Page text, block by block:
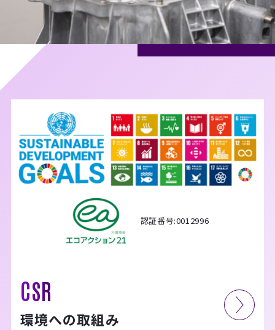
認証番号:0012996
CSR
環境への取組み